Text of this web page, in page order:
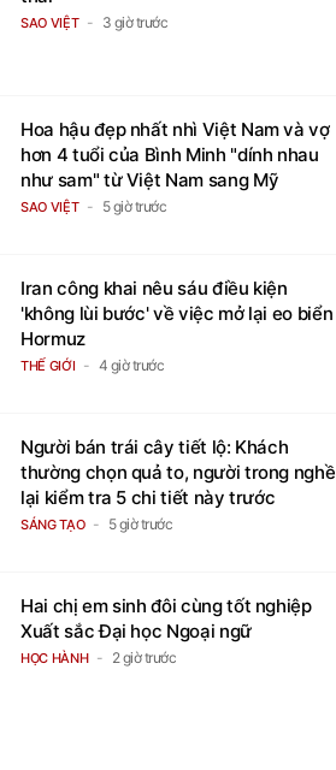
SAO VIỆT 3 giờ trước
Hoa hậu đẹp nhất nhì Việt Nam và vợ
hơn 4 tuổi của Bình Minh "dính nhau
như sam" từ Việt Nam sang Mỹ
SAO VIỆT 5 giờ trước
Iran công khai nêu sáu điều kiện
'không lùi bước' về việc mở lại eo biển
Hormuz
THẾ GIỚI 4 giờ trước
Người bán trái cây tiết lộ: Khách
thường chọn quả to, người trong nghề
lại kiểm tra 5 chi tiết này trước
SÁNG TẠO 5 giờ trước
Hai chị em sinh đôi cùng tốt nghiệp
Xuất sắc Đại học Ngoại ngữ
HỌC HÀNH 2 giờ trước